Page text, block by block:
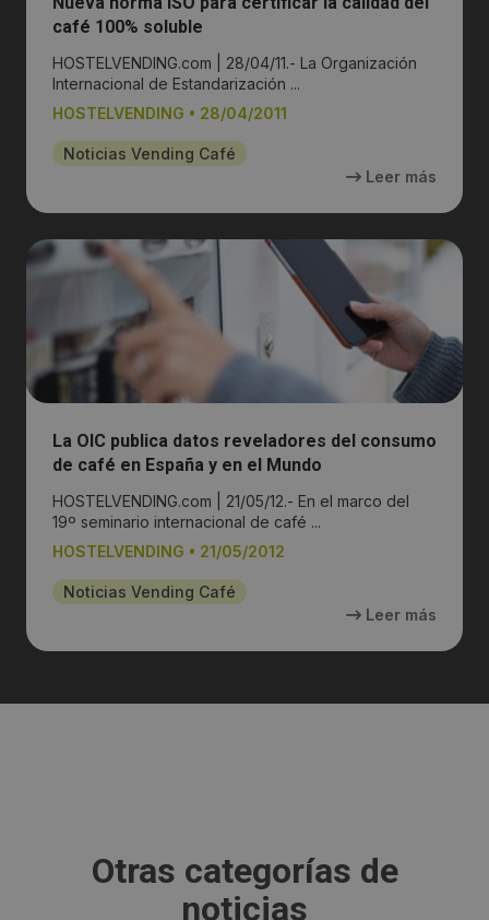
café 100% soluble
HOSTELVENDING.com | 28/04/11.- La Organización
Internacional de Estandarización ...
HOSTELVENDING • 28/04/2011
Noticias Vending Café
Leer más
La OIC publica datos reveladores del consumo
de café en España y en el Mundo
HOSTELVENDING.com | 21/05/12.- En el marco del
19º seminario internacional de café ...
HOSTELVENDING • 21/05/2012
Noticias Vending Café
Leer más
Otras categorías de
noticias